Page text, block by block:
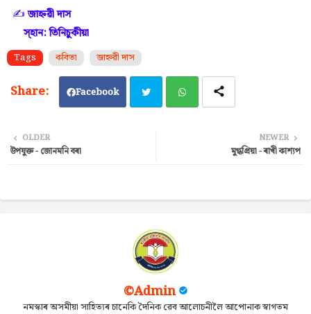
✍️জাহ্নৱী দাস
স্হান: তিনিচুকীয়া
Tags কবিতা জাহ্নৱী দাস
Facebook
NEWER
মুগ্ধপ্রিয়া - ৰাখী কাশ্যপ
OLDER
উপযুক্ত - জোনমনি বৰা
©Admin
নমস্কাৰ অসমীয়া সাহিত্যৰ চানেকি দৈনিক ৱেব আলোচনীলৈ আপোনাক স্বাগতম